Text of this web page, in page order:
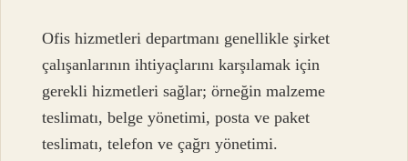
Ofis hizmetleri departmanı genellikle şirket
çalışanlarının ihtiyaçlarını karşılamak için
gerekli hizmetleri sağlar; örneğin malzeme
teslimatı, belge yönetimi, posta ve paket
teslimatı, telefon ve çağrı yönetimi.